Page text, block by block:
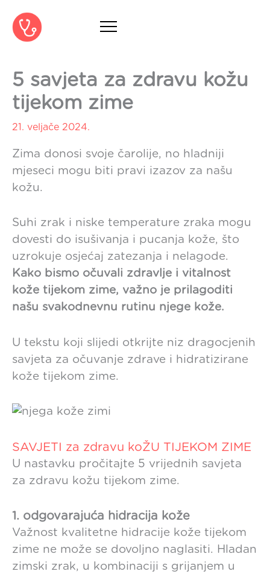
content
5 savjeta za zdravu kožu
tijekom zime
21. veljače 2024.
Zima donosi svoje čarolije, no hladniji
mjeseci mogu biti pravi izazov za našu
kožu.
Suhi zrak i niske temperature zraka mogu
dovesti do isušivanja i pucanja kože, što
uzrokuje osjećaj zatezanja i nelagode.
Kako bismo očuvali zdravlje i vitalnost
kože tijekom zime, važno je prilagoditi
našu svakodnevnu rutinu njege kože.
U tekstu koji slijedi otkrijte niz dragocjenih
savjeta za očuvanje zdrave i hidratizirane
kože tijekom zime.
SAVJETI za zdravu koŽU TIJEKOM ZIME
U nastavku pročitajte 5 vrijednih savjeta
za zdravu kožu tijekom zime.
1. odgovarajuća hidracija kože
Važnost kvalitetne hidracije kože tijekom
zime ne može se dovoljno naglasiti. Hladan
zimski zrak, u kombinaciji s grijanjem u